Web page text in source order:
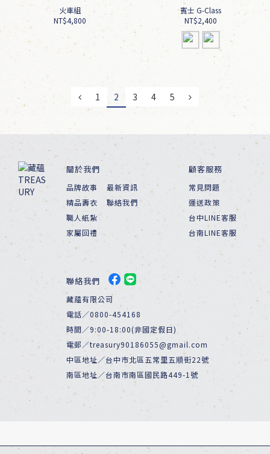
火車組
NT$4,800
賓士 G-Class
NT$2,400
1 2 3 4 5
關於我們
品牌故事
最新資訊
精品壽衣
聯絡我們
職人紙紮
家屬回禮
顧客服務
常見問題
運送政策
台中LINE客服
台南LINE客服
聯絡我們
藏蘊有限公司
電話／0800-454168
時間／9:00-18:00(非國定假日)
電郵／treasury90186055@gmail.com
中區地址／台中市北區五常里五順街22號
南區地址／台南市南區國民路449-1號